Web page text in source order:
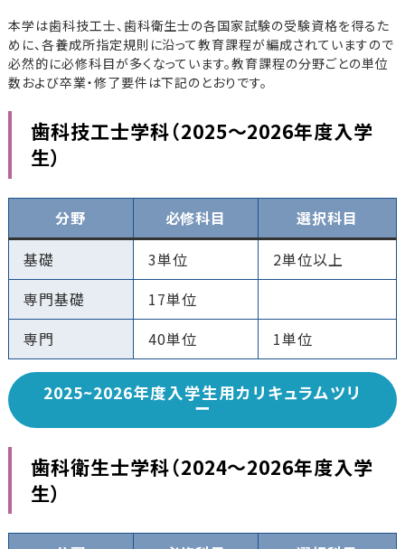
本学は歯科技工士、歯科衛生士の各国家試験の受験資格を得るた
めに、各養成所指定規則に沿って教育課程が編成されていますので
必然的に必修科目が多くなっています。教育課程の分野ごとの単位
数および卒業・修了要件は下記のとおりです。
歯科技工士学科（2025〜2026年度入学
生）
分野 必修科目
選択科目
基礎
3単位
2単位以上
専門基礎
17単位
専門
40単位 1単位
2025~2026年度入学生用カリキュラムツリ
ー
歯科衛生士学科（2024〜2026年度入学
生）